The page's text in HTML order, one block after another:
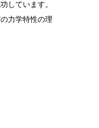
しています。
力学特性の理